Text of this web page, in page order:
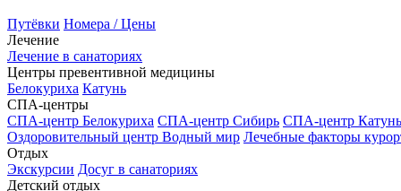
Путёвки Номера / Цены
Лечение
Лечение в санаториях
Центры превентивной медицины
Белокуриха Катунь
СПА-центры
СПА-центр Белокуриха СПА-центр Сибирь СПА-центр Катунь
Оздоровительный центр Водный мир Лечебные факторы
Отдых
Экскурсии Досуг в санаториях
Детский отдых